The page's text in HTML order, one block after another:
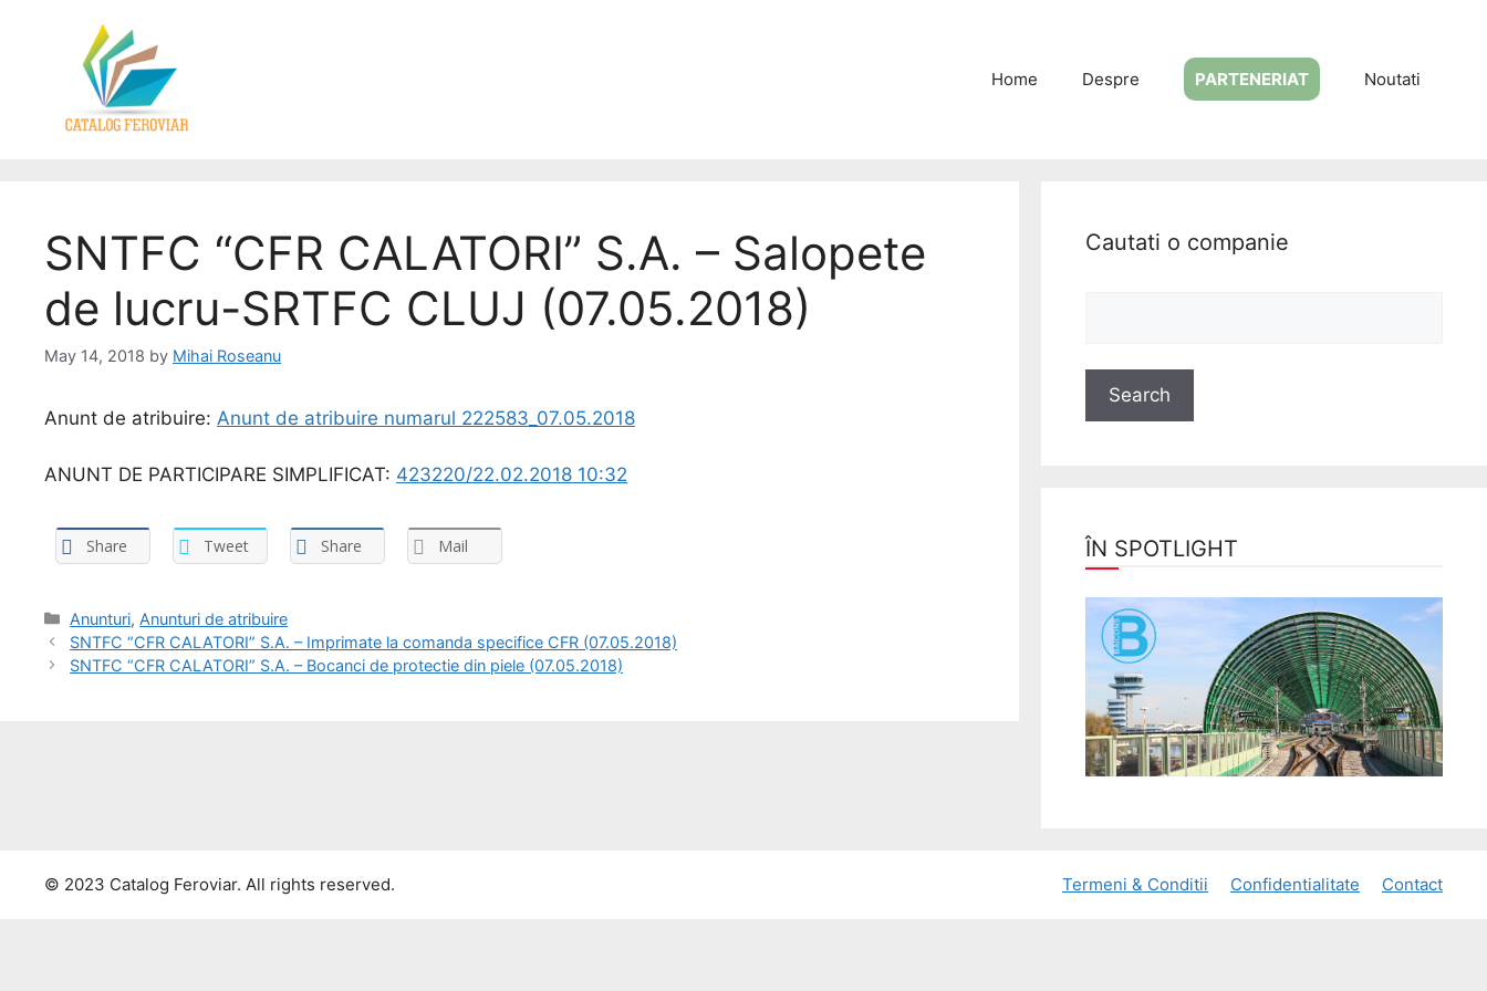
Home Despre PARTENERIAT Noutati
SNTFC “CFR CALATORI” S.A. – Salopete
de lucru-SRTFC CLUJ (07.05.2018)
May 14, 2018 by Mihai Roseanu
Anunt de atribuire: Anunt de atribuire numarul 222583_07.05.2018
ANUNT DE PARTICIPARE SIMPLIFICAT: 423220/22.02.2018 10:32
Share Tweet Share Mail
Anunturi, Anunturi de atribuire
SNTFC “CFR CALATORI” S.A. – Imprimate la comanda specifice CFR (07.05.2018)
SNTFC “CFR CALATORI” S.A. – Bocanci de protectie din piele (07.05.2018)
Cautati o companie
ÎN SPOTLIGHT
Termeni & Conditii Confidentialitate Contact
© 2023 Catalog Feroviar. All rights reserved.